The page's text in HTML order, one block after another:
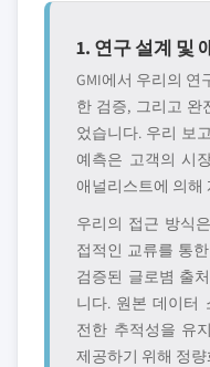
1. 연구 설계 및
GMI에서 우리의 연
한 검증, 그리고 완
었습니다. 우리 보
예측은 고객의 시
애널리스트에 의해
우리의 접근 방식
접적인 교류를 통
검증된 글로볌 출
니다. 원본 데이터
전한 추적성을 유
제공하기 위해 정